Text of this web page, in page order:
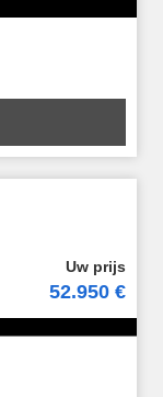
52.950 €